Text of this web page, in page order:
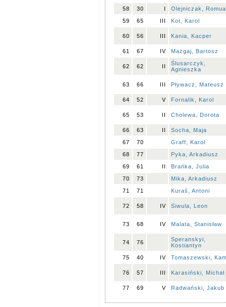
58 30 I
Olejniczak,
59
65 III Kot, Karol
60 56 III Kania, Kacper
61 67 IV Mazgaj, Bartosz
62 62 II
Ślusarczyk,
Agnieszka
63 66 III Pływacz, Mateusz
64 52 V Fornalik, Karol
65 53 II Cholewa, Dorota
66 63 II
Socha, Maja
67
70
Graff, Karol
68
77
Pyka, Arkadiusz
69
61 II
Brańka, Julia
70
73
Mika, Arkadiusz
71
71 Kuraś, Antoni
72 58 IV Siwula, Leon
73 68 IV Malata, Stanisław
74 76
Speranskyi,
Kostiantyn
75
40 IV Tomaszewski,
76 57 III Karasiński, Michał
77 69 V Radwański, Jakub